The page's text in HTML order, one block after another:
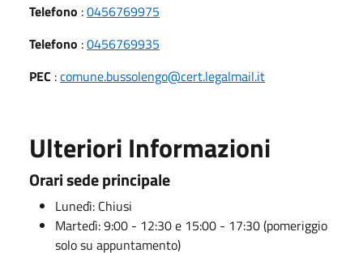
Telefono :0456769975
Telefono :0456769935
PEC :comune.bussolengo@cert.legalmail.it
Ulteriori Informazioni
Orari sede principale
Lunedì: Chiusi
Martedì: 9:00 - 12:30 e 15:00 - 17:30 (pomeriggio
solo su appuntamento)